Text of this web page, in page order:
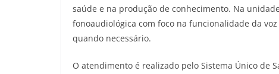
saúde e na produção de conhecimento. Na
fonoaudiológica com foco na funcionalidade da
quando necessário.
O atendimento é realizado pelo Sistema Único de